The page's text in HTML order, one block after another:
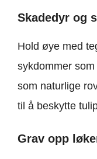
Skadedyr og
Hold øye med
sykdommer
som naturlige
til å beskytte
Grav opp